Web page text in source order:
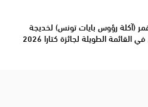
قمر (آكلة رؤوس بايات تونس) لخديجة
القائمة الطويلة لجائزة كتارا 2026